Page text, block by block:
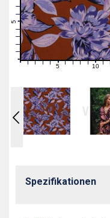
0
2
4
5
6
0 1 2 3 4 6 7 89101112
Spezifikationen